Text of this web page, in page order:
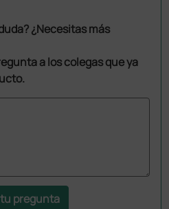
¿Necesitas más
a los colegas que ya
pregunta